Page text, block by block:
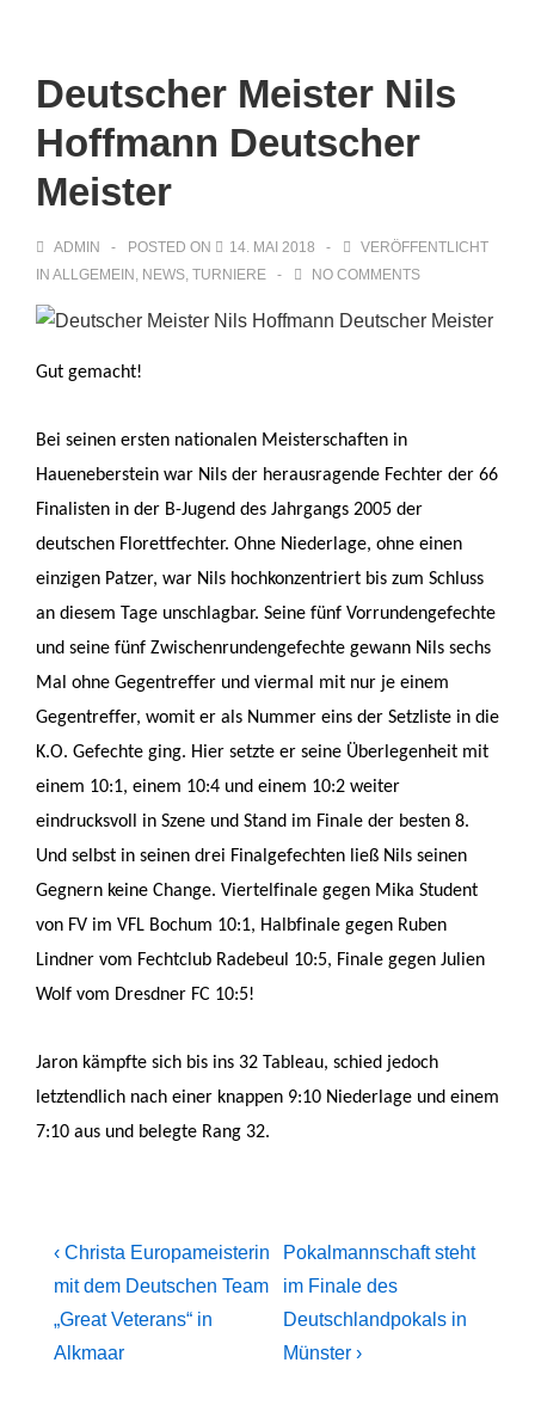
InhaltDeutscher Meister Nils
Hoffmann Deutscher
Meister
ADMIN POSTED ON 14. MAI 2018
VERÖFFENTLICHT
IN ALLGEMEIN , NEWS, TURNIERE NO COMMENTS
Gut gemacht!
Bei seinen ersten nationalen Meisterschaften in
Haueneberstein war Nils der herausragende Fechter der 66
Finalisten in der B-Jugend des Jahrgangs 2005 der
deutschen Florettfechter. Ohne Niederlage, ohne einen
einzigen Patzer, war Nils hochkonzentriert bis zum Schluss
an diesem Tage unschlagbar. Seine fünf Vorrundengefechte
und seine fünf Zwischenrundengefechte gewann Nils sechs
Mal ohne Gegentreffer und viermal mit nur je einem
Gegentreffer, womit er als Nummer eins der Setzliste in die
K.O. Gefechte ging. Hier setzte er seine Überlegenheit mit
einem 10:1, einem 10:4 und einem 10:2 weiter
eindrucksvoll in Szene und Stand im Finale der besten 8.
Und selbst in seinen drei Finalgefechten ließ Nils seinen
Gegnern keine Change. Viertelfinale gegen Mika Student
von FV im VFL Bochum 10:1, Halbfinale gegen Ruben
Lindner vom Fechtclub Radebeul 10:5, Finale gegen Julien
Wolf vom Dresdner FC 10:5!
Jaron kämpfte sich bis ins 32 Tableau, schied jedoch
letztendlich nach einer knappen 9:10 Niederlage und einem
7:10 aus und belegte Rang 32.
Beitragsnavigation
Previous
Post
is
‹ Christa Europameisterin
mit dem Deutschen Team
„Great Veterans“ in
Alkmaar
Next
Post
is
Pokalmannschaft steht
im Finale des
Deutschlandpokals in
Münster ›